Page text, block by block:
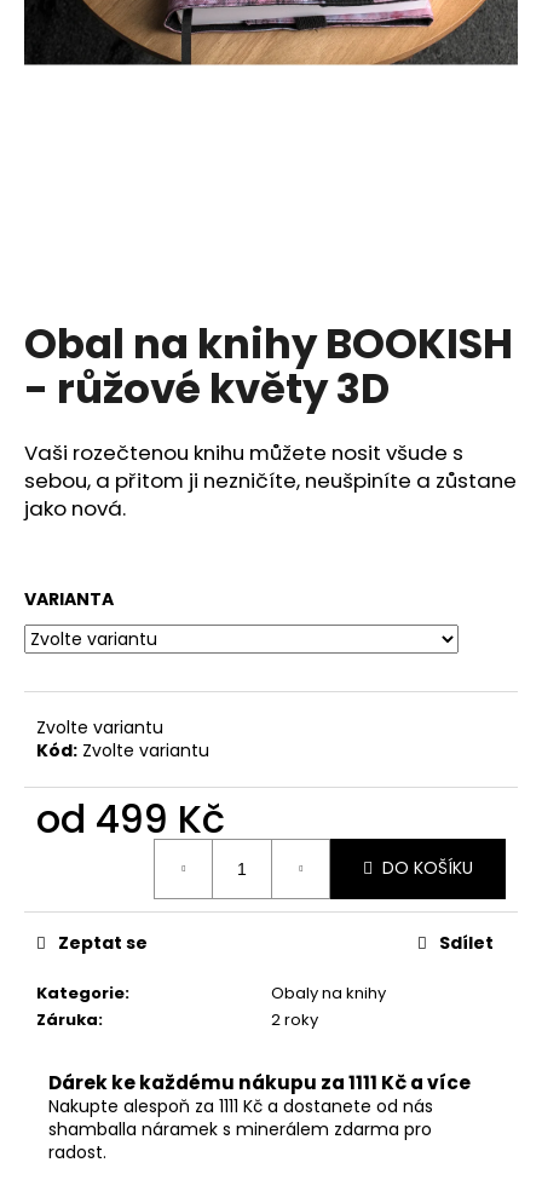
Obal na knihy BOOKISH
- růžové květy 3D
Vaši rozečtenou knihu můžete nosit všude s
sebou, a přitom ji nezničíte, neušpiníte a zůstane
jako nová.
VARIANTA
Zvolte variantu
Kód: Zvolte variantu
od 499 Kč
DO KOŠÍKU
Kategorie:
Obaly na knihy
Záruka: 2 roky
Zeptat se Sdílet
Dárek ke každému nákupu za 1111 Kč a více
Nakupte alespoň za 1111 Kč a dostanete od nás
shamballa náramek s minerálem zdarma pro
radost.
j
D
p
o
r
u
j
e
m